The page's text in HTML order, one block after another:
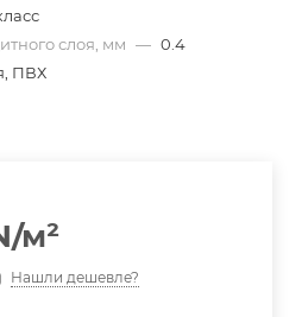
слоя, мм — 0.4
ПВХ
/м²
Нашли дешевле?